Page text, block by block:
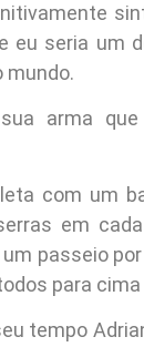
eu seria um
mundo.
arma que
com um
em
passeio
para
tempo